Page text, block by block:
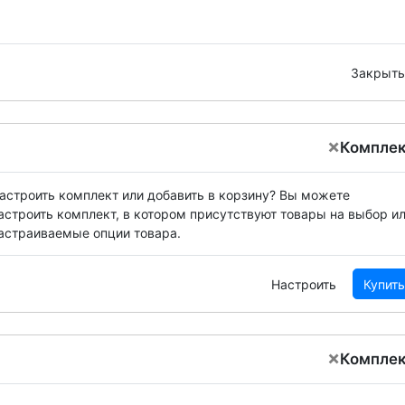
Закрыть
×
комплект или добавить в корзину? Вы можете
комплект, в котором присутствуют товары на выбор
опции товара.
Настроить Купить
×